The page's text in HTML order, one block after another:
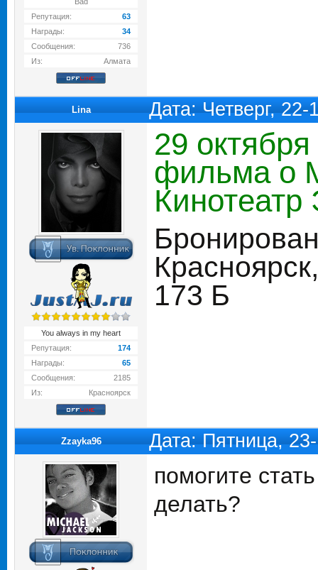
Репутация:
63
Награды:
34
Сообщения:
736
Из:
Алмата
Lina Дата: Четверг,
You always in my heart
Репутация:
174
Награды:
65
Сообщения:
2185
Из:
Красноярск
29
фильма о
173 Б
Zzayka96 Дата: Пятница,
помогите
делать?